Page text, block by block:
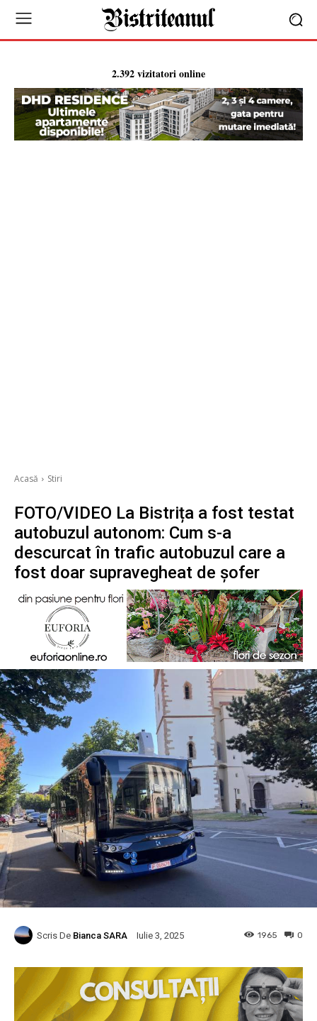
2.392 vizitatori online
Acasă Stiri
FOTO/VIDEO La Bistrița a fost testat
autobuzul autonom: Cum s-a
descurcat în trafic autobuzul care a
fost doar supravegheat de șofer
Scris De Bianca SARA Iulie 3, 2025 0
1965